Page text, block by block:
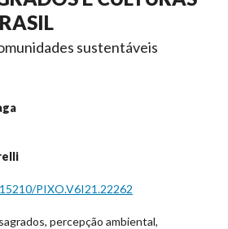
sustentáveis
PIXO.V6I21.22262
percepção ambiental,